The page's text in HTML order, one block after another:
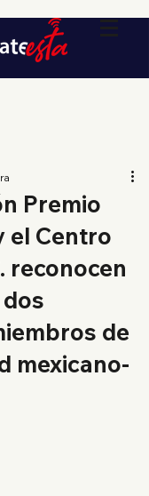
Premio
el Centro
reconocen
de
mexicano-